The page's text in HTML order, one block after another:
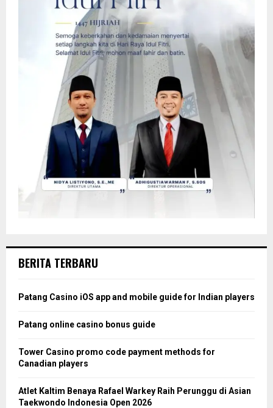
BERITA TERBARU
Patang Casino iOS app and mobile guide for Indian players
Patang online casino bonus guide
Tower Casino promo code payment methods for
Canadian players
Atlet Kaltim Benaya Rafael Warkey Raih Perunggu di Asian
Taekwondo Indonesia Open 2026